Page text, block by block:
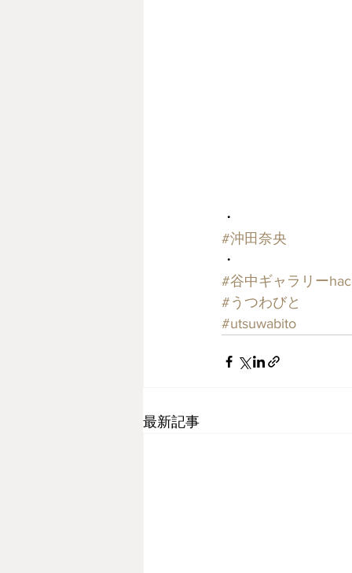
・
#沖田奈央
・
#谷中ギャラリー
#うつわびと
#utsuwabito
最新記事